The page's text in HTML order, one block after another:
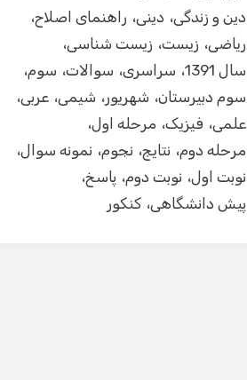
دین و زندگی دینی راهنمای اصلاح
ریاضی زیست زیست شناسی
سال 1391
سراسری سوالات سوم
سوم دبیرستان شهریور شیمی عربی
علمی فیزیک مرحله اول
مرحله دوم نتایج نجوم نمونه سوال
نوبت اول نوبت دوم پاسخ
پیش دانشگاهی کنکور